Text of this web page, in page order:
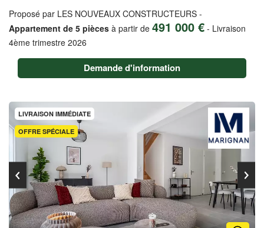
Proposé par LES NOUVEAUX CONSTRUCTEURS -
Appartement de 5 pièces à partir de 491 000 € - Livraison
4ème trimestre 2026
Demande d'information
OFFRE SPÉCIALE
LIVRAISON IMMÉDIATE